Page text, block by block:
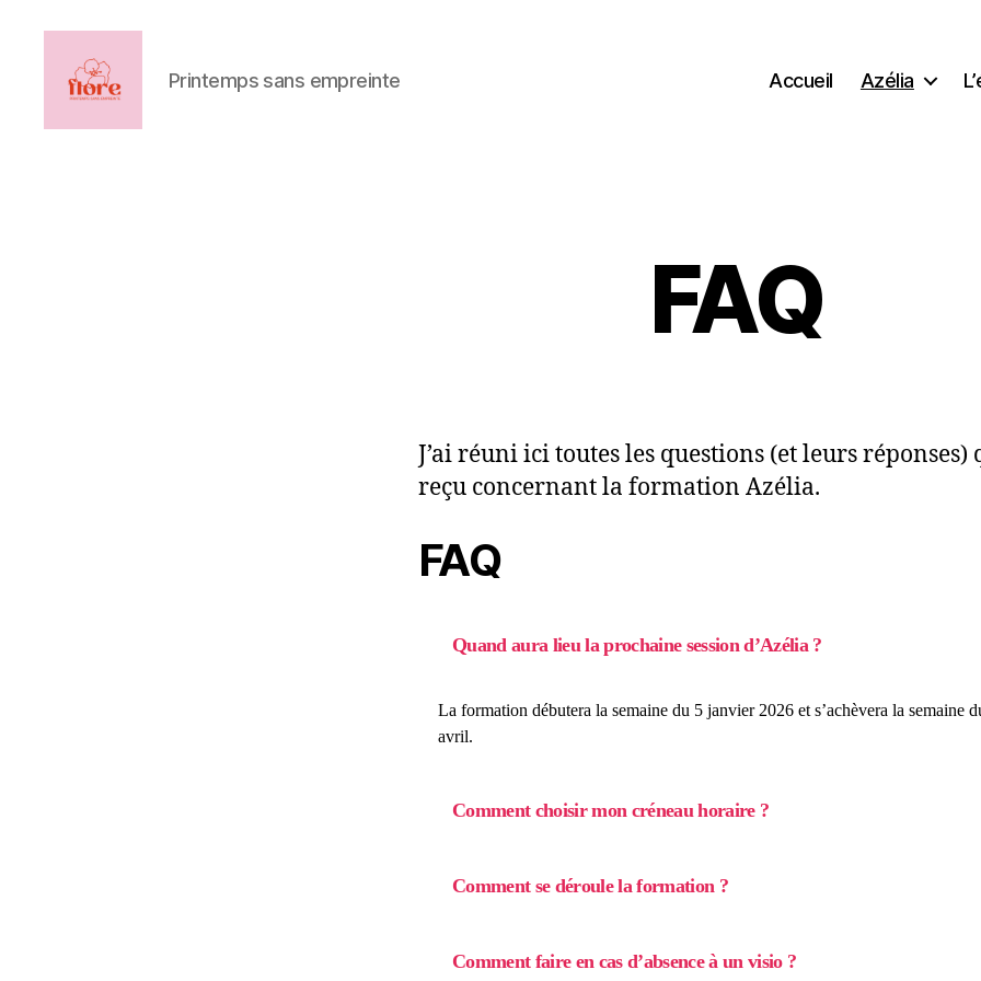
Printemps sans empreinte Accueil Azélia
FAQ
J’ai réuni ici toutes les questions (et leurs réponses)
reçu concernant la formation Azélia.
FAQ
Quand aura lieu la prochaine session d’Azélia ?
La formation débutera la semaine du 5 janvier 2026 et s’achèvera la semaine
avril.
Comment choisir mon créneau horaire ?
Comment se déroule la formation ?
Comment faire en cas d’absence à un visio ?